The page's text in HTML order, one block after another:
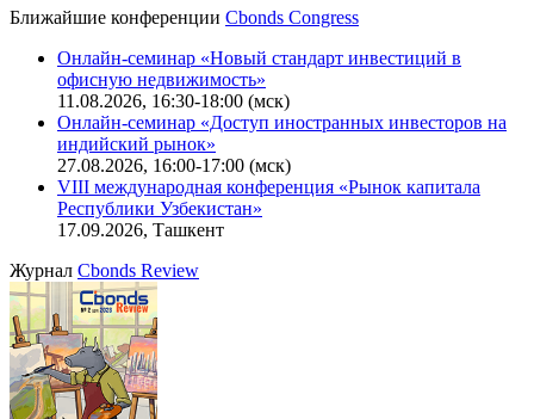
Ближайшие конференции Cbonds Congress
Онлайн-семинар «Новый стандарт инвестиций в
офисную недвижимость»
11.08.2026, 16:30-18:00 (мск)
Онлайн-семинар «Доступ иностранных инвесторов на
индийский рынок»
27.08.2026, 16:00-17:00 (мск)
VIII международная конференция «Рынок капитала
Республики Узбекистан»
17.09.2026, Ташкент
Журнал Cbonds Review